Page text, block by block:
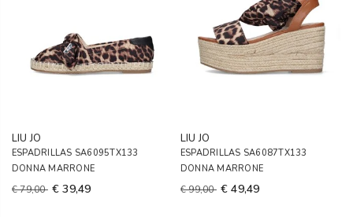
LIU JO
ESPADRILLAS SA6095TX133
DONNA MARRONE
€ 79,00 € 39,49
LIU JO
ESPADRILLAS SA6087TX133
DONNA MARRONE
€ 99,00 € 49,49